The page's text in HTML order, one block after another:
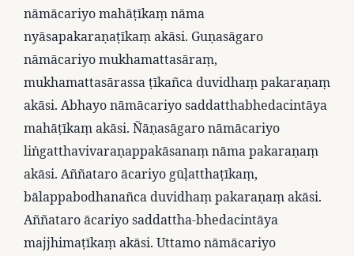
nāmācariyo mahāṭīkaṃ nāma
nyāsapakaraṇaṭīkaṃ akāsi. Guṇasāgaro
nāmācariyo mukhamattasāraṃ,
mukhamattasārassa ṭīkañca duvidhaṃ pakaraṇaṃ
akāsi. Abhayo nāmācariyo saddatthabhedacintāya
mahāṭīkaṃ akāsi. Ñāṇasāgaro nāmācariyo
liṅgatthavivaraṇappakāsanaṃ nāma pakaraṇaṃ
akāsi. Aññataro ācariyo gūḷatthaṭīkaṃ,
bālappabodhanañca duvidhaṃ pakaraṇaṃ akāsi.
Aññataro ācariyo saddattha-bhedacintāya
majjhimaṭīkaṃ akāsi. Uttamo nāmācariyo